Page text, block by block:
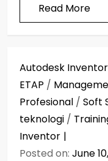
Read More
Autodesk
ETAP /
Profesional / Soft
teknologi /
Inventor
Posted on: June